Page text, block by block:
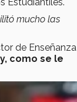
mucho las
de Enseñanza
como se le